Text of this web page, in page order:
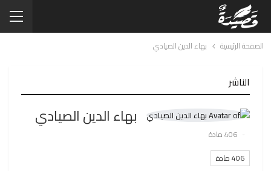
الصفحة الرئيسية بهاء الدين الصيادي
الناشر
بهاء الدين الصيادي
406 مادة
406 مادة